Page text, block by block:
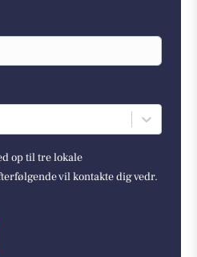
op til tre lokale
vil kontakte dig vedr.